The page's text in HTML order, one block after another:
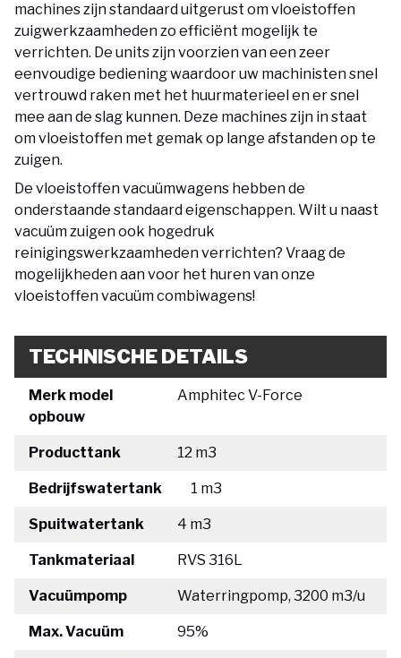
machines zijn standaard uitgerust om vloeistoffen
zuigwerkzaamheden zo efficiënt mogelijk te
verrichten. De units zijn voorzien van een zeer
eenvoudige bediening waardoor uw machinisten snel
vertrouwd raken met het huurmaterieel en er snel
mee aan de slag kunnen. Deze machines zijn in staat
om vloeistoffen met gemak op lange afstanden op te
zuigen.
De vloeistoffen vacuümwagens hebben de
onderstaande standaard eigenschappen. Wilt u naast
vacuüm zuigen ook hogedruk
reinigingswerkzaamheden verrichten? Vraag de
mogelijkheden aan voor het huren van onze
vloeistoffen vacuüm combiwagens!
TECHNISCHE DETAILS
Merk model
opbouw
Amphitec V-Force
Producttank 12 m3
Bedrijfswatertank 1 m3
Spuitwatertank 4 m3
Tankmateriaal RVS 316L
Vacuümpomp Waterringpomp, 3200 m3/u
Max. Vacuüm 95%